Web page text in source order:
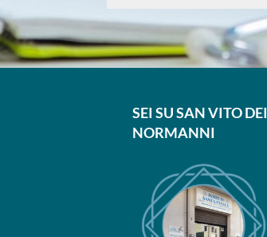
SEI SU SAN VITO DEI
NORMANNI